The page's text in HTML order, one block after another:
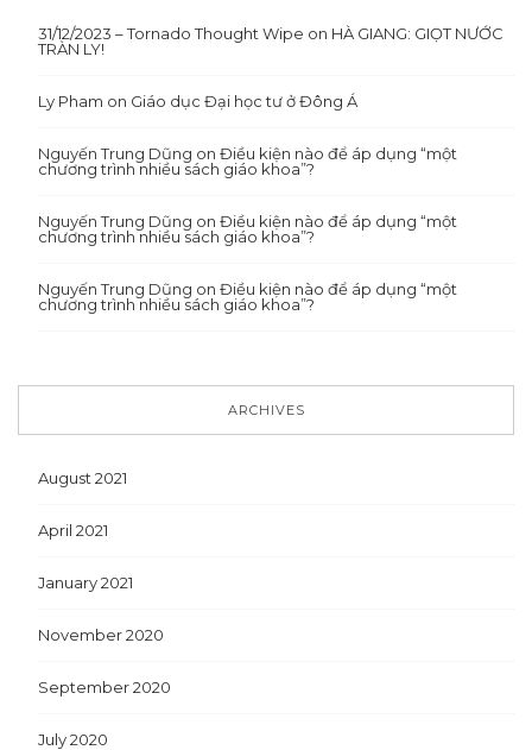
31/12/2023 – Tornado Thought Wipe on HÀ GIANG: GIỌT NƯỚC
TRÀN LY!
Ly Pham on Giáo dục Đại học tư ở Đông Á
Nguyến Trung Dũng onĐiều kiện nào để áp dụng “một
chương trình nhiều sách giáo khoa”?
Nguyến Trung Dũng onĐiều kiện nào để áp dụng “một
chương trình nhiều sách giáo khoa”?
Nguyến Trung Dũng onĐiều kiện nào để áp dụng “một
chương trình nhiều sách giáo khoa”?
ARCHIVES
August 2021
April 2021
January 2021
November 2020
September 2020
July 2020